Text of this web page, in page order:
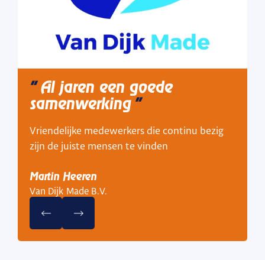
Al jaren een goede
samenwerking
Vriendelijke medewerkers die continu bezig
zijn de juiste mensen te vinden
Martin Heeren
Van Dijk Made B.V.